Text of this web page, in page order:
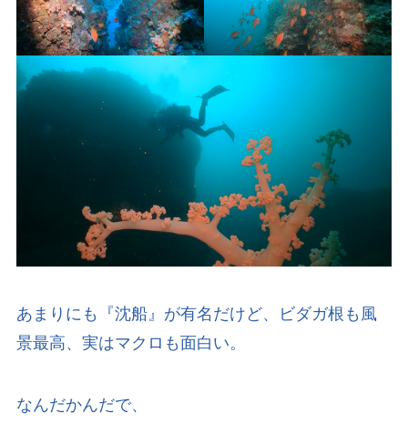
あまりにも『沈船』が有名だけど、ビダガ根も風
景最高、実はマクロも面白い。
なんだかんだで、